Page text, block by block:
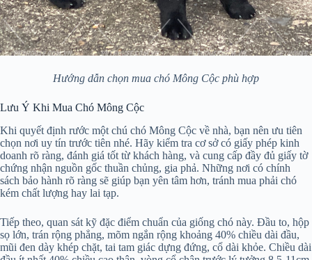
Hướng dẫn chọn mua chó Mông Cộc phù hợp
Lưu Ý Khi Mua Chó Mông Cộc
Khi quyết định rước một chú chó Mông Cộc về nhà, bạn nên ưu tiên
chọn nơi uy tín trước tiên nhé. Hãy kiểm tra cơ sở có giấy phép kinh
doanh rõ ràng, đánh giá tốt từ khách hàng, và cung cấp đầy đủ giấy tờ
chứng nhận nguồn gốc thuần chủng, gia phả. Những nơi có chính
sách bảo hành rõ ràng sẽ giúp bạn yên tâm hơn, tránh mua phải chó
kém chất lượng hay lai tạp.
Tiếp theo, quan sát kỹ đặc điểm chuẩn của giống chó này. Đầu to, hộp
sọ lớn, trán rộng phẳng, mõm ngắn rộng khoảng 40% chiều dài đầu,
mũi đen dày khép chặt, tai tam giác dựng đứng, cổ dài khỏe. Chiều dài